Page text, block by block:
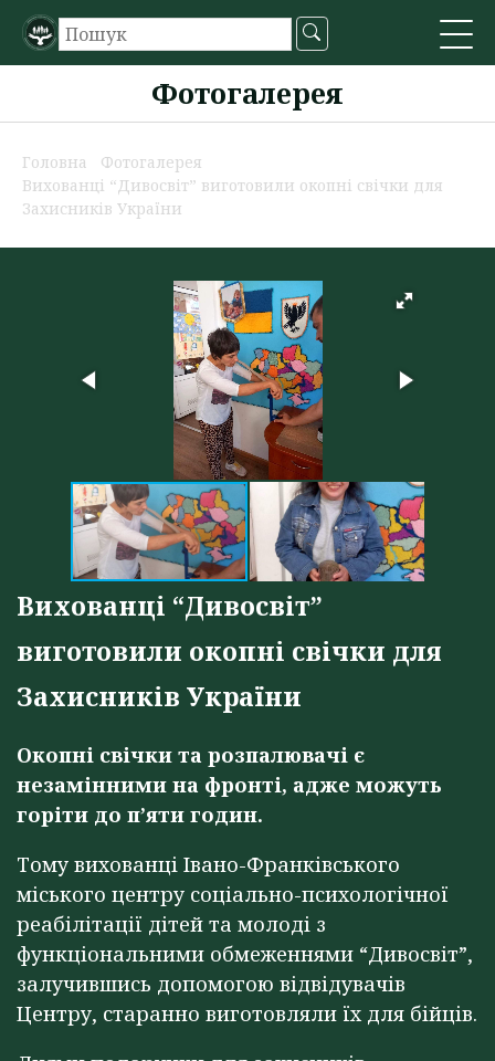
Фотогалерея
Головна
Фотогалерея
Вихованці “Дивосвіт” виготовили окопні свічки для
Захисників України
Вихованці “Дивосвіт”
виготовили окопні свічки для
Захисників України
Окопні свічки та розпалювачі є
незамінними на фронті, адже можуть
горіти до п’яти годин.
Тому вихованці Івано-Франківського
міського центру соціально-психологічної
реабілітації дітей та молоді з
функціональними обмеженнями “Дивосвіт”,
залучившись допомогою відвідувачів
Центру, старанно виготовляли їх для бійців.